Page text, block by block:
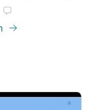
khoa đã trở
hơn bao giờ hết.
thiết bị thông minh,
của Y Khoa